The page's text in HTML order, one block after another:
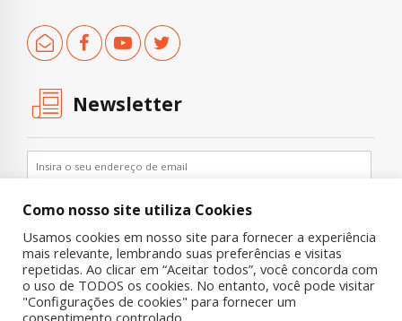
Newsletter
Copyright © 2019 UNIAD – Unidade de Pesquisa em Álcool e Drogas
Como nosso site utiliza Cookies
Usamos cookies em nosso site para fornecer a experiência
mais relevante, lembrando suas preferências e visitas
repetidas. Ao clicar em “Aceitar todos”, você concorda com
o uso de TODOS os cookies. No entanto, você pode visitar
"Configurações de cookies" para fornecer um
consentimento controlado.